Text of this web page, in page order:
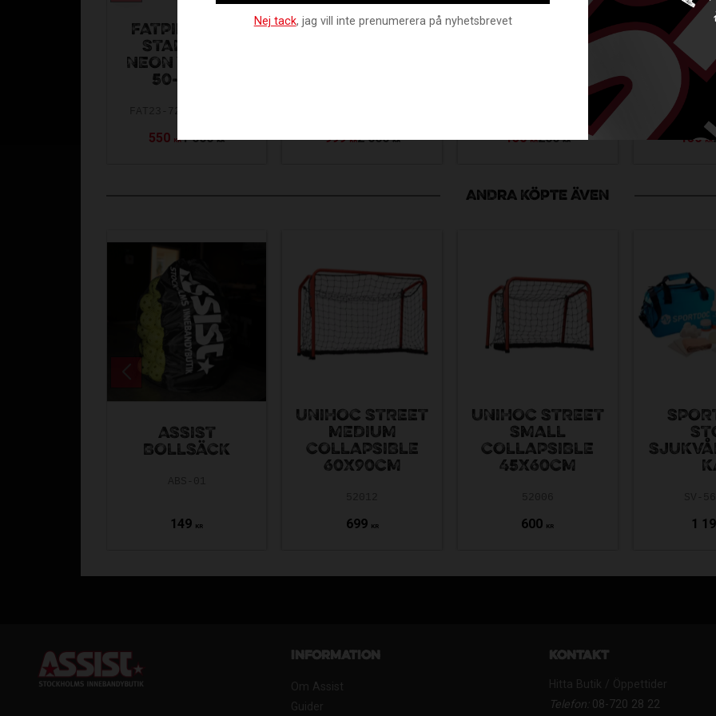
FATPIPE BALL
STANDARD
NEON YELLOW
50-PACK
550 KR1 000 KR
FATPIPE BALL
999 KR2 000 KR
FATPIPE BALL
WHITE 10-PACK
150 KR200 KR
NEON
10-
FAT23-
150 KR
ANDRA KÖPTE ÄVEN
ASSIST
BOLLSÄCK
149 KR
UNIHOC STREET
MEDIUM
COLLAPSIBLE
60X90CM
699 KR
UNIHOC STREET
SMALL
COLLAPSIBLE
45X60CM
600 KR 1
Information
Om Assist
Guider
Kontakt
Hitta Butik / Öppettider
Telefon:08-720 28 22
Nej tack, jag vill inte prenumerera på nyhetsbrevet